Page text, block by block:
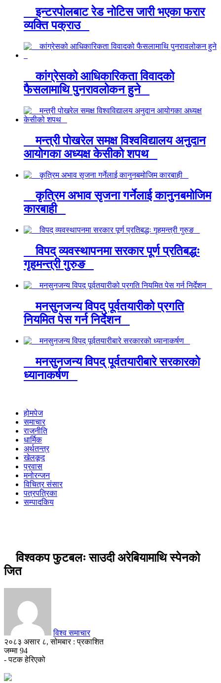
इन्टरपोलबाट रेड नोटिस जारी भएका फरार
व्यक्ति पक्राउ
कांग्रेसको आधिकारिकता विवादको
फैसलामाथि पुनरावलोकन हुने
मन्त्री पोखरेल समक्ष विश्वविद्यालय अनुदान
आयोगका अध्यक्ष केसीको शपथ
कृत्रिम अभाव सृजना गर्नेलाई कानुनबमोजिम
कारबाही
विपद् व्यवस्थापनमा सरकार पूर्ण प्रतिबद्धः
गृहमन्त्री गुरुङ
मनसुनजन्य विपद् पूर्वतयारीको प्रगति
नियमित पेस गर्न निर्देशन
मनसुनजन्य विपद् पूर्वतयारीबारे सरकारको
ध्यानाकर्षण
होमपेज
समाचार
राजनीति
धार्मिक
अर्थतन्त्र
खेलकूद
प्रवास
मनोरन्जन
विचित्र संसार
पत्रपत्रिका
सम्पादकिय
विश्वकप फुटबलः साउदी अरेबियामाथि स्पेनको
जित
विश्व समाचार
२०८३ असार ८, सोमबार : प्रकाशित
जम्मा 94
- पटक हेरिएको